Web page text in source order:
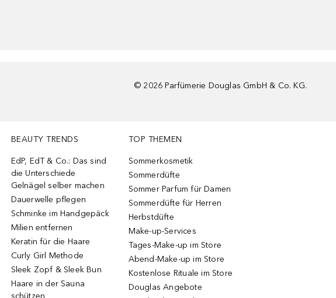
© 2026 Parfümerie Douglas GmbH & Co. KG.
BEAUTY TRENDS
EdP, EdT & Co.: Das sind
die Unterschiede
Gelnägel selber machen
Dauerwelle pflegen
Schminke im Handgepäck
Milien entfernen
Keratin für die Haare
Curly Girl Methode
Sleek Zopf & Sleek Bun
Haare in der Sauna
schützen
TOP THEMEN
Sommerkosmetik
Sommerdüfte
Sommer Parfum für Damen
Sommerdüfte für Herren
Herbstdüfte
Make-up-Services
Tages-Make-up im Store
Abend-Make-up im Store
Kostenlose Rituale im Store
Douglas Angebote